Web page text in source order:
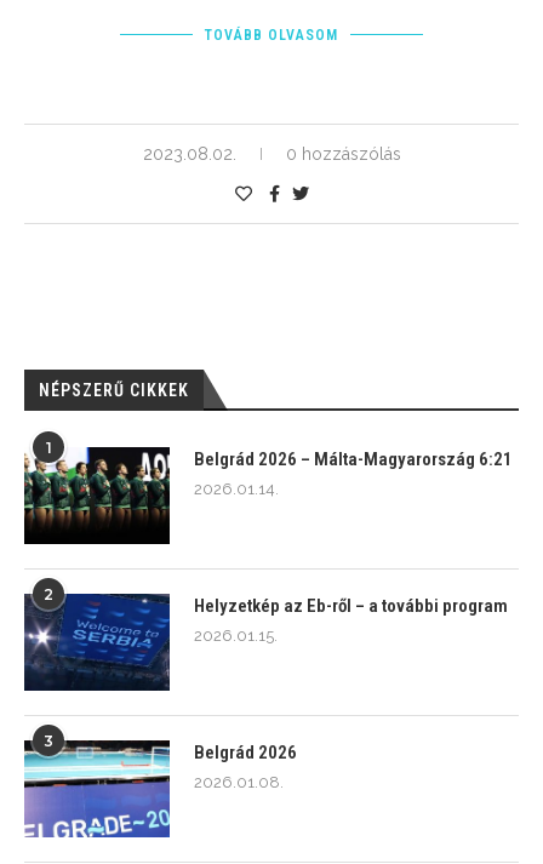
TOVÁBB OLVASOM
2023.08.02. 0 hozzászólás
NÉPSZERŰ CIKKEK
1
Belgrád 2026 – Málta-Magyarország 6:21
2026.01.14.
2
Helyzetkép az Eb-ről – a további program
2026.01.15.
3
Belgrád 2026
2026.01.08.